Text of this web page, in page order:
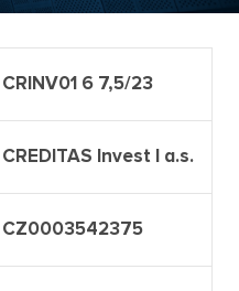
CRINV01 6 7,5/23
CREDITAS Invest I a.s.
CZ0003542375